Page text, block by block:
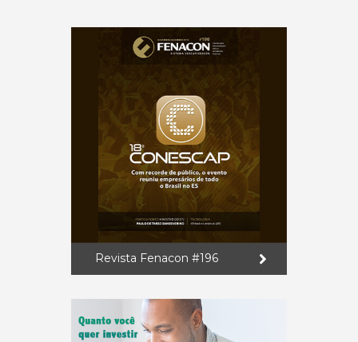
Revista Fenacon #196